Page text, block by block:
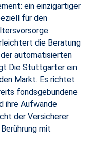
ein einzigartiger
für den
die Beratung
automatisierten
Die Stuttgarter ein
Markt. Es richtet
fondsgebundene
ihre Aufwände
der Versicherer
mit